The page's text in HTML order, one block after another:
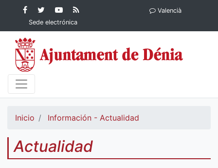
Contenido principalFacebook
Ayuntamiento de
Dénia
Ayuntamiento
de Dénia
YouTube
Ayuntamiento
de Dénia
Ayuntamiento
Sede electrónica
Valencià
Inicio Información - Actualidad
Actualidad